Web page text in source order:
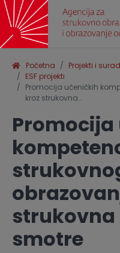
Početna Projekti i
ESF projekti
Promocija učeničkih
kroz strukovna…
smotre